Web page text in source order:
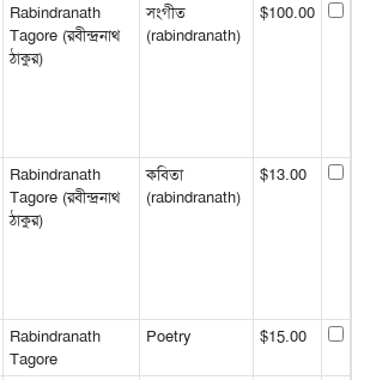
Rabindranath
Tagore (রবীন্দ্রনাথ
ঠাকুর)
সংগীত
(rabindranath)
$100.00
Rabindranath
Tagore (রবীন্দ্রনাথ
ঠাকুর)
কবিতা
(rabindranath)
$13.00
Rabindranath
Tagore
Poetry $15.00